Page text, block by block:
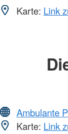
Karte: Link
Ambulante
Karte: Link